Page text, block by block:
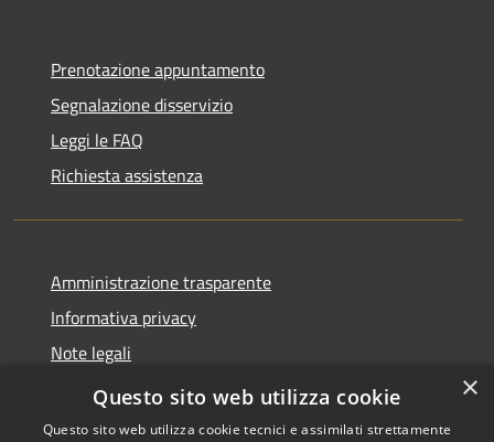
Prenotazione appuntamento
Segnalazione disservizio
Leggi le FAQ
Richiesta assistenza
Amministrazione trasparente
Informativa privacy
Note legali
Dichiarazione di accessibilità
×
Questo sito web utilizza cookie
Questo sito web utilizza cookie tecnici e assimilati strettamente